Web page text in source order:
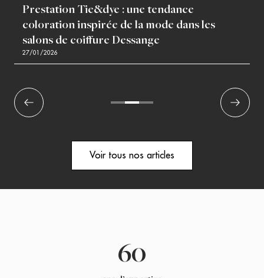
Prestation Tie&dye : une tendance
coloration inspirée de la mode dans les
salons de coiffure Dessange
27/01/2026
Suivant
Voir tous nos articles
60